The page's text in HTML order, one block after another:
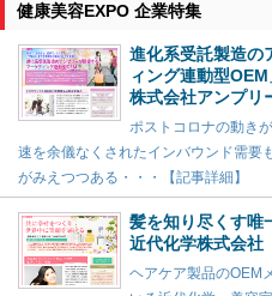
健康美容EXPO 企業特集
進化系受託製造の
ィング連動型OEM
株式会社アンプリ
ポストコロナの動き
速を余儀なくされたインバウンド需要
がみえつつある・・・【記事詳細】
髪を知り尽くす唯
近代化学株式会社
ヘアケア製品のOEM